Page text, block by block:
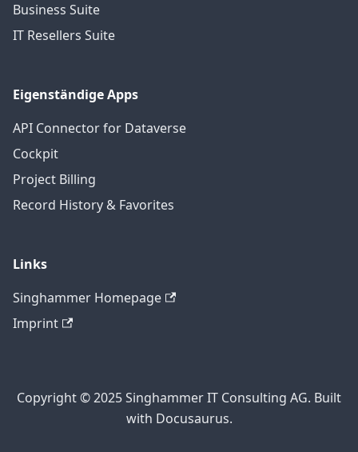
Business Suite
IT Resellers Suite
Eigenständige Apps
API Connector for Dataverse
Cockpit
Project Billing
Record History & Favorites
Links
Singhammer Homepage
Imprint
Copyright © 2025 Singhammer IT Consulting AG. Built
with Docusaurus.